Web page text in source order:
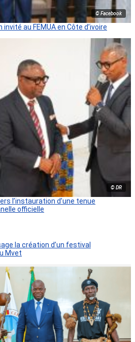
© Facebook
invité au FEMUA en Côte d’ivoire
© DR
l’instauration d’une tenue
officielle
la création d’un festival
Mvet